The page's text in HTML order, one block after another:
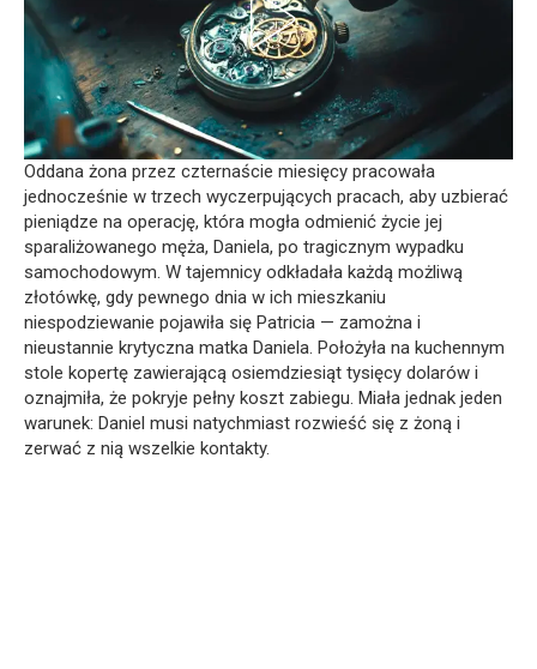
Oddana żona przez czternaście miesięcy pracowała
jednocześnie w trzech wyczerpujących pracach, aby uzbierać
pieniądze na operację, która mogła odmienić życie jej
sparaliżowanego męża, Daniela, po tragicznym wypadku
samochodowym. W tajemnicy odkładała każdą możliwą
złotówkę, gdy pewnego dnia w ich mieszkaniu
niespodziewanie pojawiła się Patricia — zamożna i
nieustannie krytyczna matka Daniela. Położyła na kuchennym
stole kopertę zawierającą osiemdziesiąt tysięcy dolarów i
oznajmiła, że pokryje pełny koszt zabiegu. Miała jednak jeden
warunek: Daniel musi natychmiast rozwieść się z żoną i
zerwać z nią wszelkie kontakty.